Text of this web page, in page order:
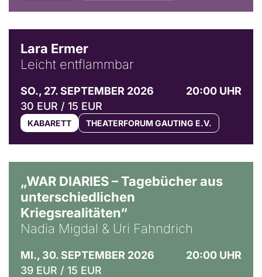
Lara Ermer
Leicht entflammbar
SO., 27. SEPTEMBER 2026
20:00 UHR
30 EUR / 15 EUR
KABARETT THEATERFORUM GAUTING E.V.
„WAR DIARIES – Tagebücher aus
unterschiedlichen
Kriegsrealitäten“
Nadia Migdal & Uri Fahndrich
MI., 30. SEPTEMBER 2026
20:00 UHR
39 EUR / 15 EUR